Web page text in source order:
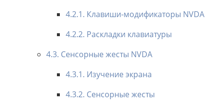
4.2.1. Клавиши-модификаторы NVDA
4.2.2. Раскладки клавиатуры
4.3. Сенсорные жесты NVDA
4.3.1. Изучение экрана
4.3.2. Сенсорные жесты